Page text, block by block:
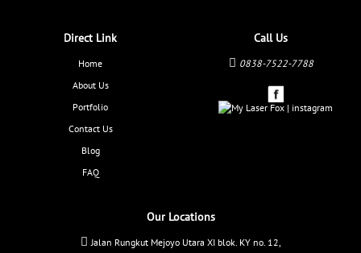
Direct Link
Home
About Us
Portfolio
Contact Us
Blog
FAQ
Call Us
0838-7522-7788
Our Locations
Jalan Rungkut Mejoyo Utara XI blok. KY no. 12,